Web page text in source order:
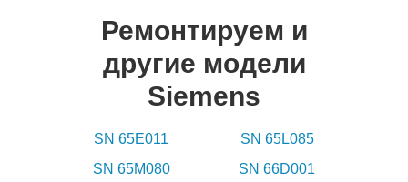
Ремонтируем и
другие модели
Siemens
SN 65E011
SN 65L085
SN 65M080
SN 66D001